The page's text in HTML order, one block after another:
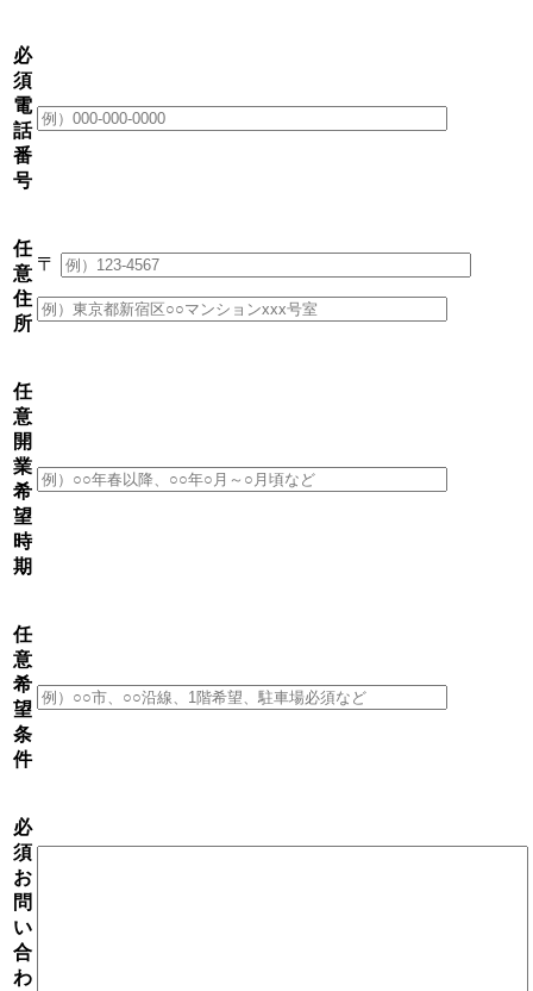
必
須
電
話
番
号
任
意
住
所
〒
任
意
開
業
希
望
時
期
任
意
希
望
条
件
必
須
お
問
い
合
わ